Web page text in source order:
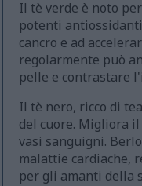
Il tè verde è noto
potenti
cancro e ad
regolarmente può
pelle e contrastare
Il tè nero, ricco di
del cuore. Migliora
vasi sanguigni.
malattie cardiache,
per gli amanti della